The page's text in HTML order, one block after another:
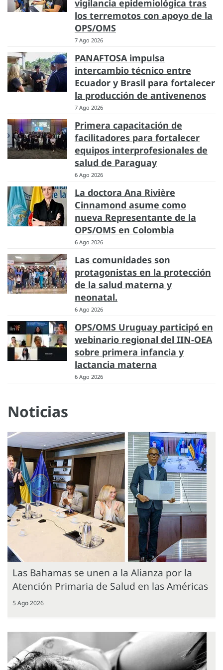
vigilancia epidemiológica tras
los terremotos con apoyo de la
OPS/OMS
7 Ago 2026
PANAFTOSA impulsa
intercambio técnico entre
Ecuador y Brasil para fortalecer
la producción de antivenenos
7 Ago 2026
Primera capacitación de
facilitadores para fortalecer
equipos interprofesionales de
salud de Paraguay
6 Ago 2026
La doctora Ana Rivière
Cinnamond asume como
nueva Representante de la
OPS/OMS en Colombia
6 Ago 2026
Las comunidades son
protagonistas en la protección
de la salud materna y
neonatal.
6 Ago 2026
OPS/OMS Uruguay participó en
webinario regional del IIN-OEA
sobre primera infancia y
lactancia materna
6 Ago 2026
Noticias
Las Bahamas se unen a la Alianza por la
Atención Primaria de Salud en las Américas
5 Ago 2026